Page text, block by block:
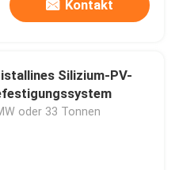
Kontakt
Silizium-PV-
oder 33 Tonnen